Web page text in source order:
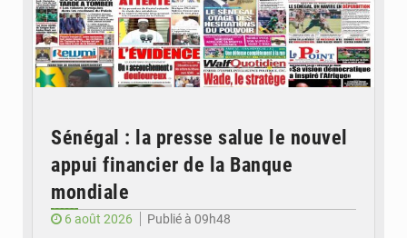
Sénégal : la presse salue le nouvel
appui financier de la Banque
mondiale
6 août 2026
Publié à 09h48